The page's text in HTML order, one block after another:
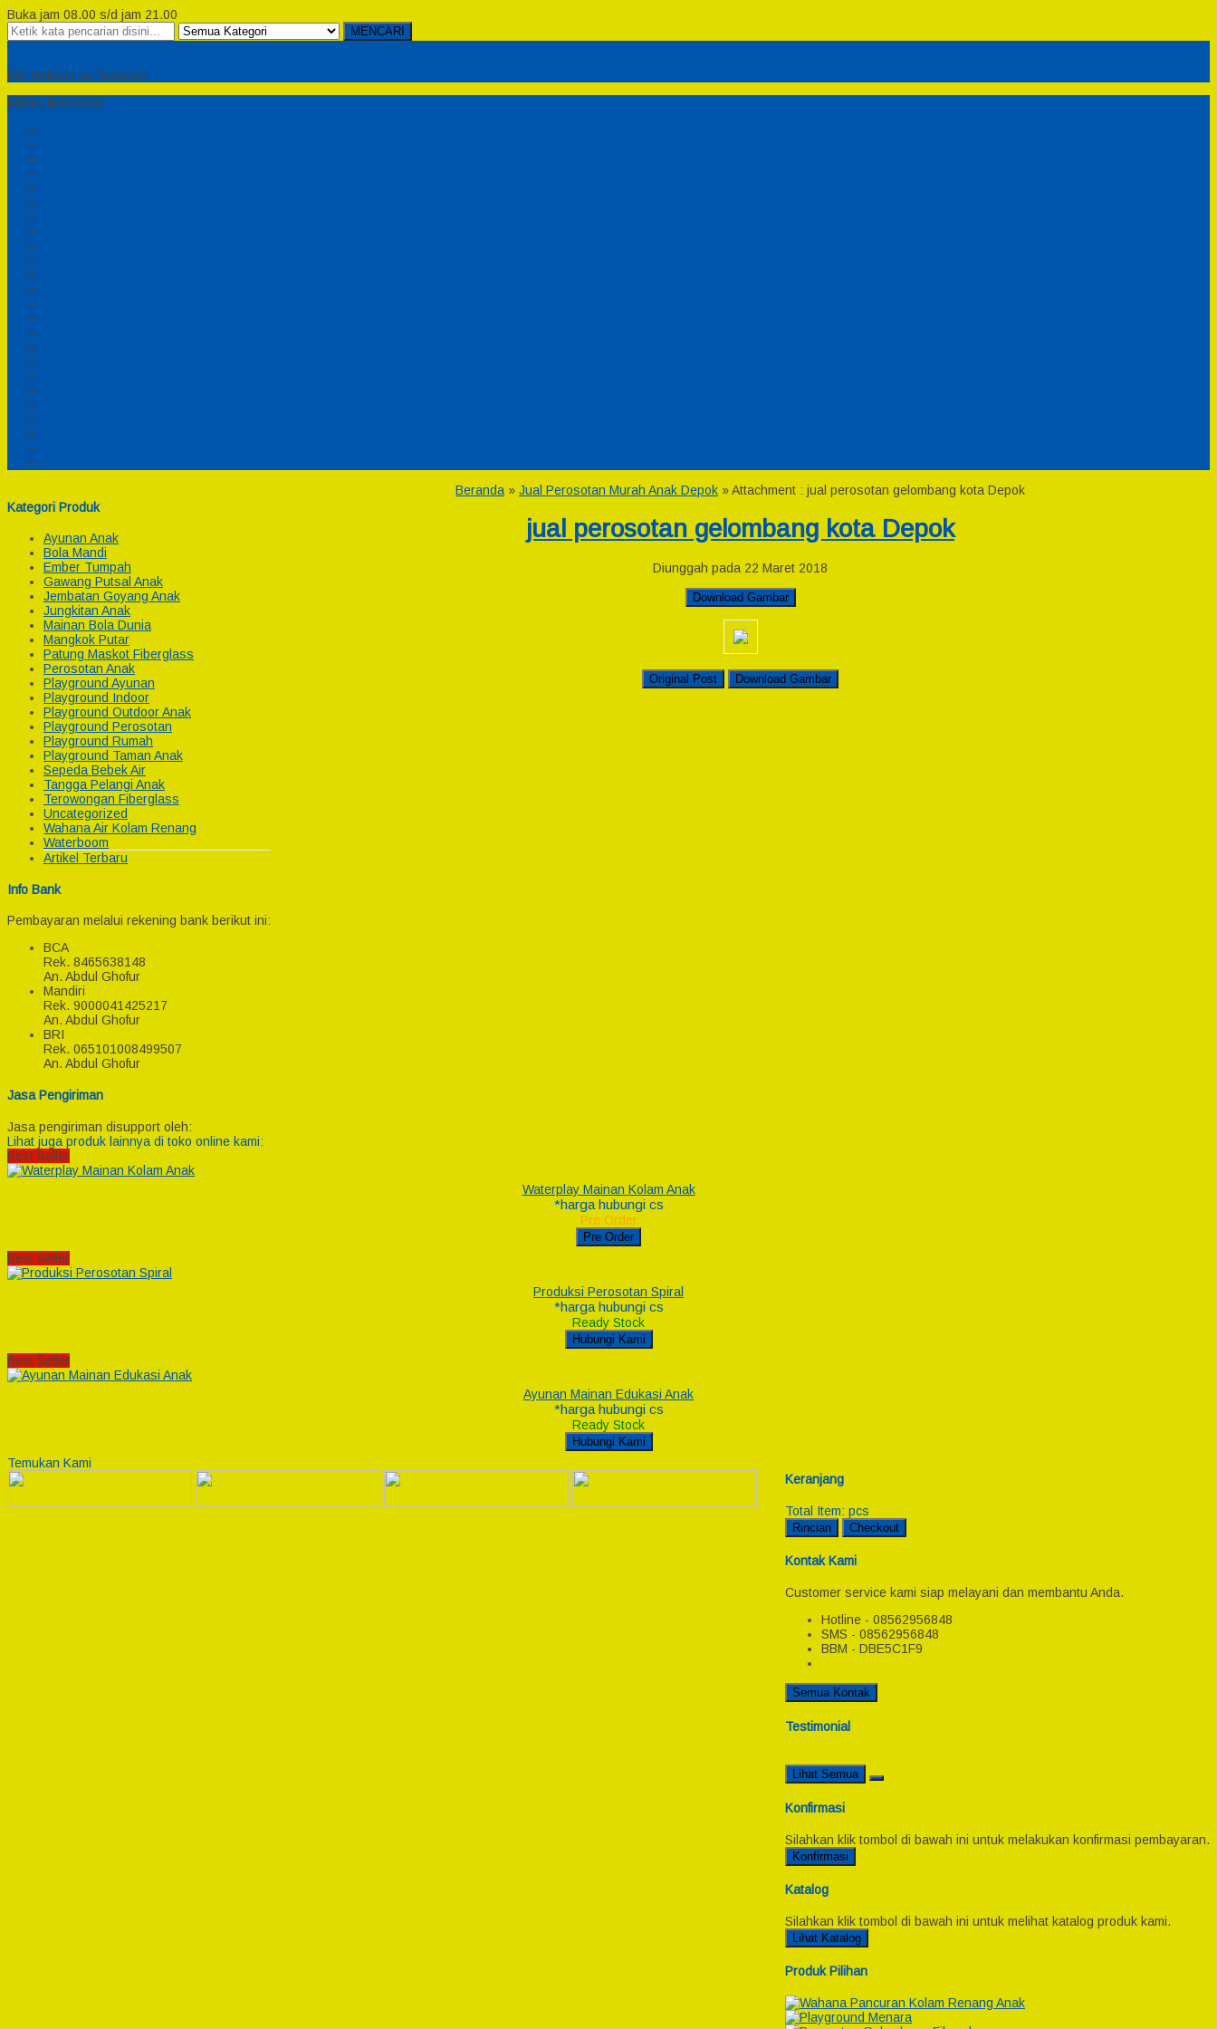
Buka jam 08.00 s/d jam 21.00
MENCARI
Min Haitsu Laa Yahtasib
MENU NAVIGASI
Kategori Produk
Ayunan Anak
Bola Mandi
Ember Tumpah
Gawang Putsal Anak
Jembatan Goyang Anak
Jungkitan Anak
Mainan Bola Dunia
Mangkok Putar
Patung Maskot Fiberglass
Perosotan Anak
Playground Ayunan
Playground Indoor
Playground Outdoor Anak
Playground Perosotan
Playground Rumah
Playground Taman Anak
Sepeda Bebek Air
Tangga Pelangi Anak
Terowongan Fiberglass
Uncategorized
Wahana Air Kolam Renang
Waterboom
Artikel Terbaru
Info Bank
Pembayaran melalui rekening bank berikut ini:
BCA
Rek. 8465638148
An. Abdul Ghofur
Mandiri
Rek. 9000041425217
An. Abdul Ghofur
BRI
Rek. 065101008499507
An. Abdul Ghofur
Jasa Pengiriman
Jasa pengiriman disupport oleh:
Beranda » Jual Perosotan Murah Anak Depok » Attachment : jual perosotan gelombang kota Depok
jual perosotan gelombang kota Depok
Diunggah pada 22 Maret 2018
Download Gambar
Original Post Download Gambar
Lihat juga produk lainnya di toko online kami:
Best Seller
Waterplay Mainan Kolam Anak
*harga hubungi cs
Pre Order
Pre Order
Best Seller
Produksi Perosotan Spiral
*harga hubungi cs
Ready Stock
Hubungi Kami
Best Seller
Ayunan Mainan Edukasi Anak
*harga hubungi cs
Ready Stock
Hubungi Kami
Keranjang
Total Item: pcs
Rincian Checkout
Kontak Kami
Customer service kami siap melayani dan membantu Anda.
Hotline - 08562956848
SMS - 08562956848
BBM - DBE5C1F9
Semua Kontak
Testimonial
Lihat Semua
Konfirmasi
Silahkan klik tombol di bawah ini untuk melakukan konfirmasi pembayaran.
Konfirmasi
Katalog
Silahkan klik tombol di bawah ini untuk melihat katalog produk kami.
Lihat Katalog
Produk Pilihan
Temukan Kami